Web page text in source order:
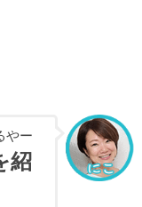
やー
紹